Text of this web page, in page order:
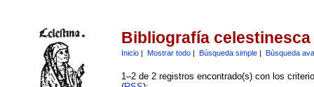
Bibliografía celestinesca
Inicio| Mostrar todo| Búsqueda simple| Búsqueda
1–2 de 2 registros encontrado(s) con los